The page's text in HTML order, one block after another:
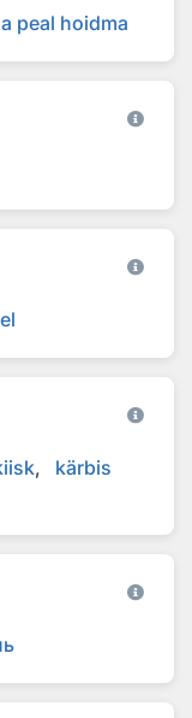
peal hoidma
kärbis